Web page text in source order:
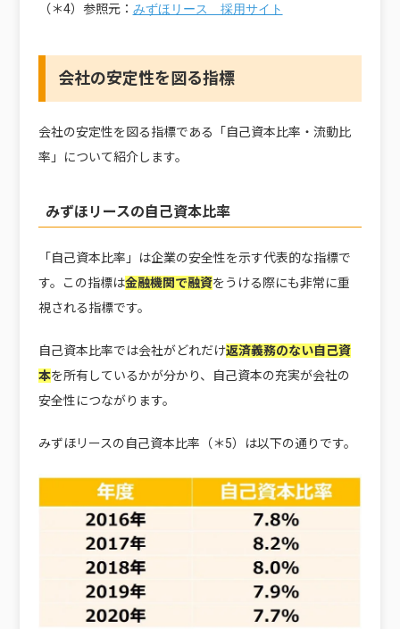
（＊4）参照元： みずほリース 採用サイト
会社の安定性を図る指標
会社の安定性を図る指標である「自己資本比率・流動比
率」について紹介します。
みずほリースの自己資本比率
「自己資本比率」は企業の安全性を示す代表的な指標で
す。この指標は金融機関で融資をうける際にも非常に重
視される指標です。
自己資本比率では会社がどれだけ返済義務のない自己資
本を所有しているかが分かり、自己資本の充実が会社の
安全性につながります。
みずほリースの自己資本比率（＊5）は以下の通りです。